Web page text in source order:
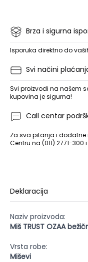
Brza i sigurna
Isporuka direktno do
Svi načini
Svi proizvodi na našem
kupovina je sigurna!
Call centar
Za sva pitanja i dodatne
Centru na (011) 2771-300
Deklaracija
Naziv proizvoda:
Miš TRUST OZAA
Vrsta robe:
Miševi